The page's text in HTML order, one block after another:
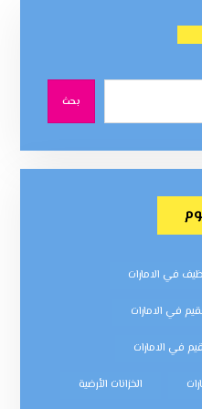
بحث
في الامارات
في الامارات
في الامارات
الخزانات الأرضية